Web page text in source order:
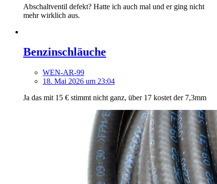
Abschaltventil defekt? Hatte ich auch mal und er ging nicht
mehr wirklich aus.
Benzinschläuche
WEN-AR-99
18. Mai 2026 um 23:04
Ja das mit 15 € stimmt nicht ganz, über 17 kostet der 7,3mm